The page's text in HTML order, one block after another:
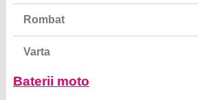
Rombat
Varta
Baterii moto